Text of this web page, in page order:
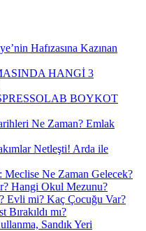
Hafızasına Kazınan
HANGİ 3
BOYKOT
Ne Zaman? Emlak
Netleşti! Arda ile
Ne Zaman Gelecek?
Hangi Okul Mezunu?
Evli mi? Kaç Çocuğu Var?
mı?
Sandık Yeri